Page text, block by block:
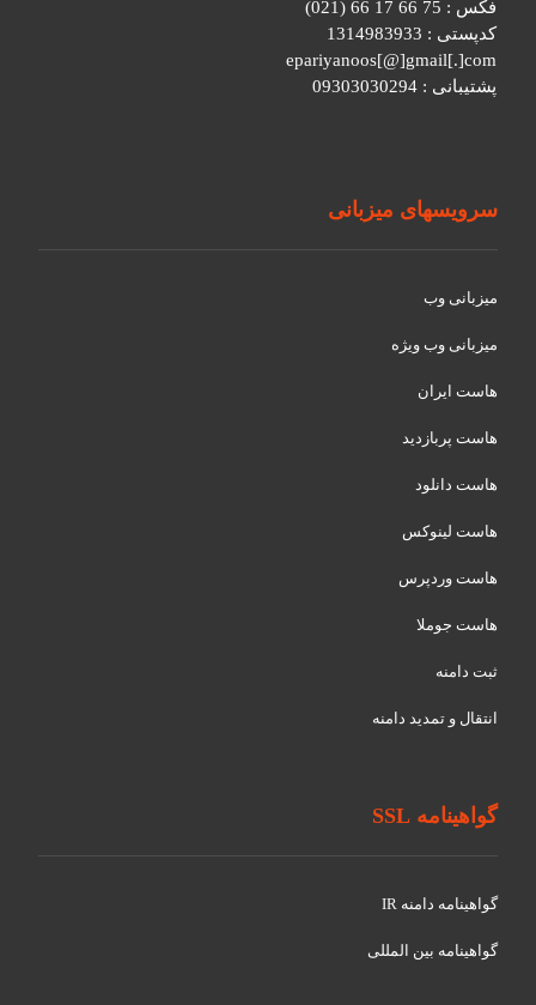
فکس : 75 66 17 66 (021)
کدپستی : 1314983933
epariyanoos[@]gmail[.]com
پشتیبانی : 09303030294
سرویسهای میزبانی
میزبانی وب
میزبانی وب ویژه
هاست ایران
هاست پربازدید
هاست دانلود
هاست لینوکس
هاست وردپرس
هاست جوملا
ثبت دامنه
انتقال و تمدید دامنه
گواهینامه SSL
گواهينامه دامنه IR
گواهينامه بین المللی